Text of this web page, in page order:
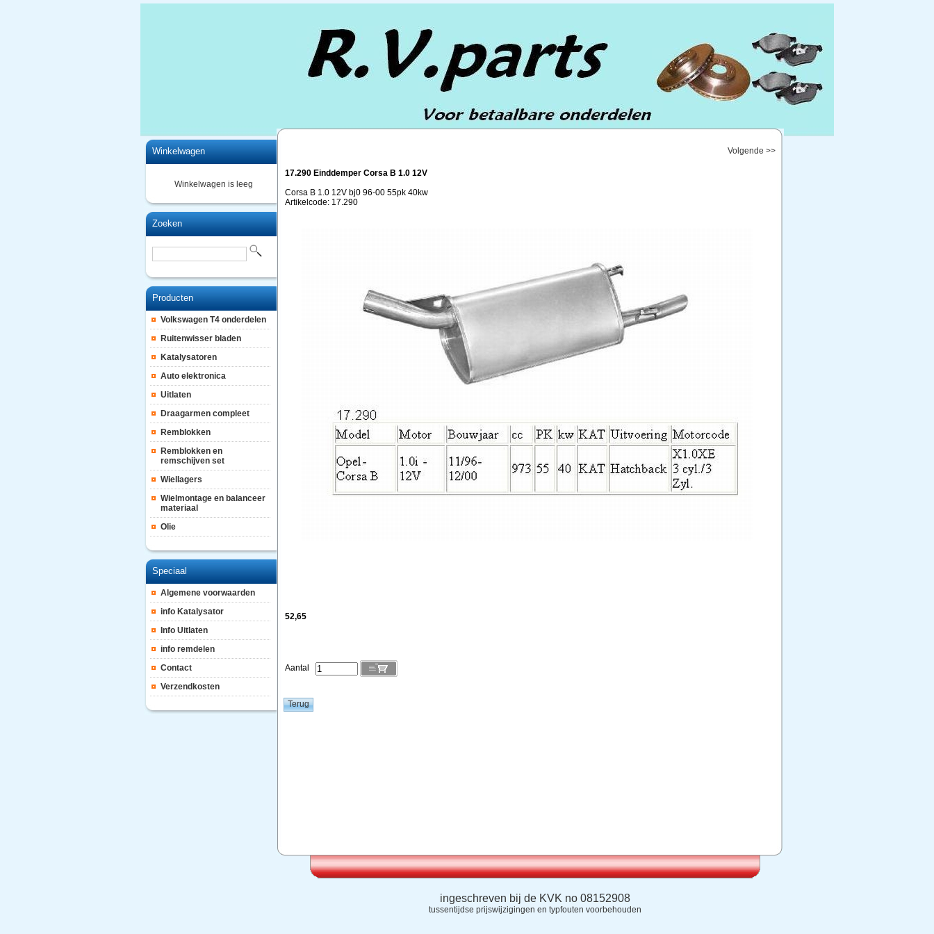
Winkelwagen
Winkelwagen is leeg
Zoeken
Producten
Volkswagen T4 onderdelen
Ruitenwisser bladen
Katalysatoren
Auto elektronica
Uitlaten
Draagarmen compleet
Remblokken
Remblokken en
remschijven set
Wiellagers
Wielmontage en balanceer
materiaal
Olie
Speciaal
Algemene voorwaarden
info Katalysator
Info Uitlaten
info remdelen
Contact
Verzendkosten
Volgende >>
17.290 Einddemper Corsa B 1.0 12V
Corsa B 1.0 12V bj0 96-00 55pk 40kw
Artikelcode: 17.290
52,65
Aantal
ingeschreven bij de KVK no 08152908
tussentijdse prijswijzigingen en typfouten voorbehouden